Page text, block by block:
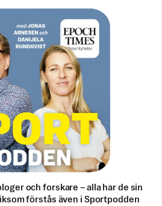
och forskare – alla har de sin
förstås även i Sportpodden